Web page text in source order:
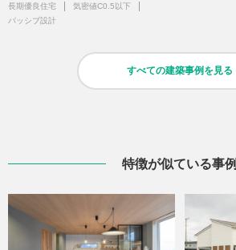
長期優良住宅
気密値C0.5以下
パッシブ設計
すべての建築事例を見る
特徴が似ている事例